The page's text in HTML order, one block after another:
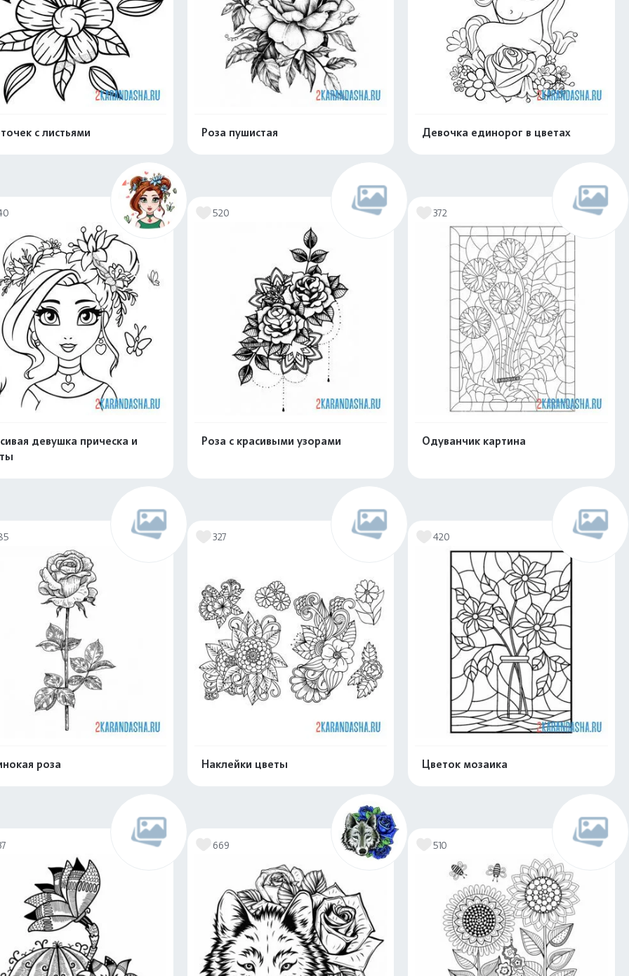
с листьями
Распечатать и скачать
Роза пушистая Девочка единорог в цветах
девушка прическа и
520
Роза с красивыми узорами
372
Одуванчик картина
роза
327
Наклейки цветы
Распечатать и скачать
420
Цветок мозаика
669 510